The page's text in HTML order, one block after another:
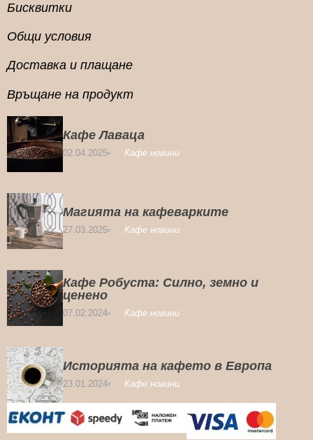
Бисквитки
Общи условия
Доставка и плащане
Връщане на продукт
Кафе Лаваца
02.04.2025 Кафе новини
Магията на кафеварките
27.03.2025 Кафе новини
Кафе Робуста: Силно, земно и
ценено
07.02.2024 Кафе новини
Историята на кафето в Европа
23.01.2024 Кафе новини